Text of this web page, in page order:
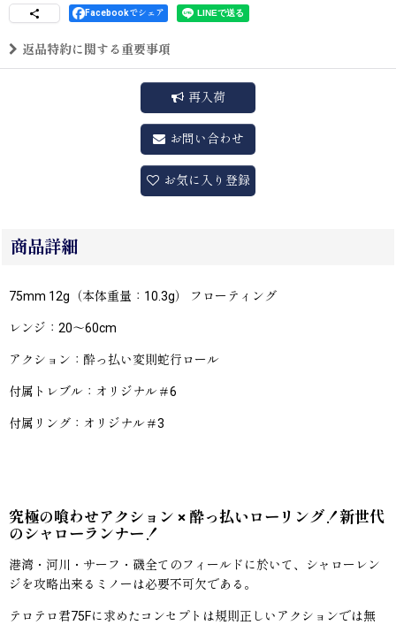
Facebookでシェア
返品特約に関する重要事項
再入荷
お問い合わせ
お気に入り登録
商品詳細
75mm 12g（本体重量：10.3g） フローティング
レンジ：20〜60cm
アクション：酔っ払い変則蛇行ロール
付属トレブル：オリジナル＃6
付属リング：オリジナル＃3
究極の喰わせアクション × 酔っ払いローリング！新世代
のシャローランナー！
港湾・河川・サーフ・磯全てのフィールドに於いて、シャローレン
ジを攻略出来るミノーは必要不可欠である。
テロテロ君75Fに求めたコンセプトは規則正しいアクションでは無